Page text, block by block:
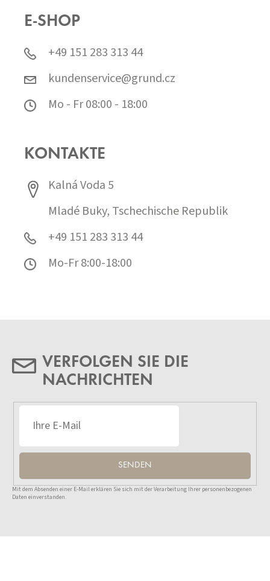
E-SHOP
+49 151 283 313 44
kundenservice@grund.cz
Mo - Fr 08:00 - 18:00
KONTAKTE
Kalná Voda 5
Mladé Buky, Tschechische Republik
+49 151 283 313 44
Mo-Fr 8:00-18:00
VERFOLGEN SIE DIE
NACHRICHTEN
SENDEN
Mit dem Absenden einer E-Mail erklären Sie sich mit der Verarbeitung Ihrer personenbezogenen
Daten einverstanden.